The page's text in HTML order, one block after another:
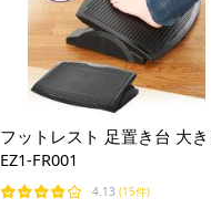
フットレスト 足置き台 大き
EZ1-FR001
4.13 (15件)